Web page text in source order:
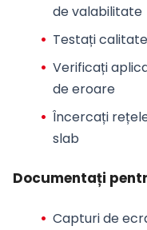
de valabilitate
Testați
Verificați
de eroare
Încercați
slab
Documentați
Capturi de